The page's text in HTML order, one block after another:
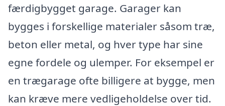
færdigbygget garage. Garager kan
bygges i forskellige materialer såsom træ,
beton eller metal, og hver type har sine
egne fordele og ulemper. For eksempel er
en trægarage ofte billigere at bygge, men
kan kræve mere vedligeholdelse over tid.